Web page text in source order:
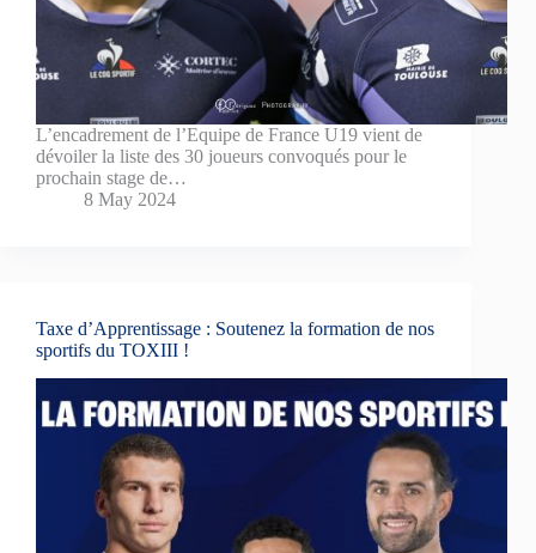
L’encadrement de l’Equipe de France U19 vient de
dévoiler la liste des 30 joueurs convoqués pour le
prochain stage de…
8 May 2024
Taxe d’Apprentissage : Soutenez la formation de nos
sportifs du TOXIII !